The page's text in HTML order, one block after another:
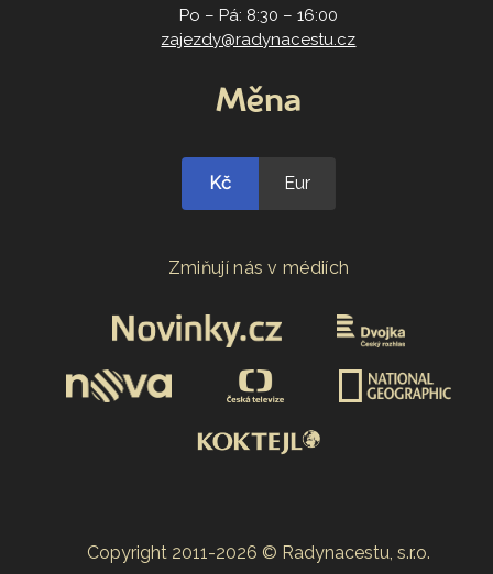
Po – Pá: 8:30 – 16:00
zajezdy@radynacestu.cz
Měna
Kč Eur
Zmiňují nás v médiích
Copyright 2011-2026 © Radynacestu, s.r.o.